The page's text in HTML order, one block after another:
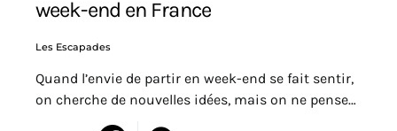
week-end en France
Les Escapades
Quand l’envie de partir en week-end se fait sentir,
on cherche de nouvelles idées, mais on ne pense…